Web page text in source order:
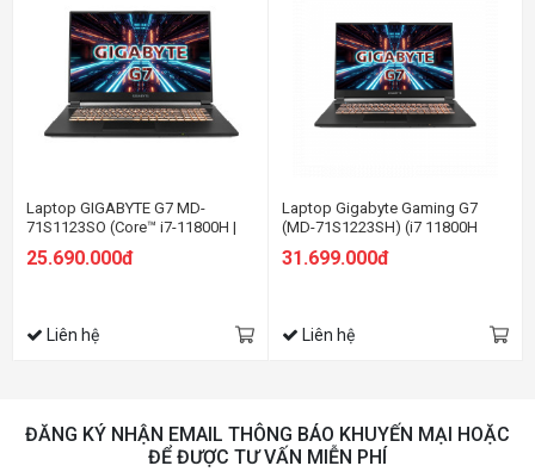
Laptop GIGABYTE G7 MD-
71S1123SO (Core™ i7-11800H |
17.3 inch FHD | Win 11 | Đen)
25.690.000đ
Liên hệ
Laptop Gigabyte Gaming G7
(MD-71S1223SH) (i7 11800H
SSD/RTX3050Ti 4G/17.3 inch
31.699.000đ
Liên hệ
ĐĂNG KÝ NHẬN EMAIL THÔNG BÁO KHUYẾN MẠI HOẶC
ĐỂ ĐƯỢC TƯ VẤN MIỄN PHÍ